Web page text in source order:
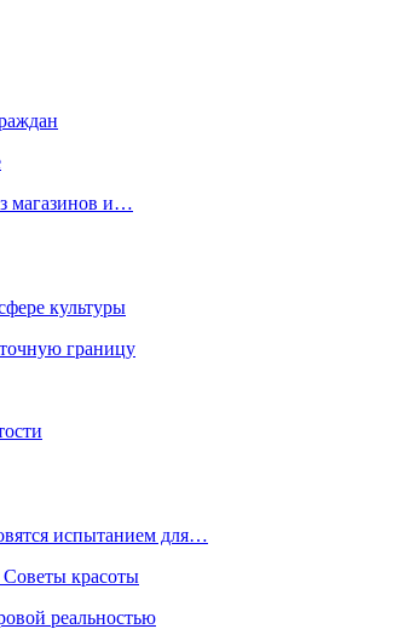
магазинов и…
культуры
границу
испытанием для…
красоты
реальностью